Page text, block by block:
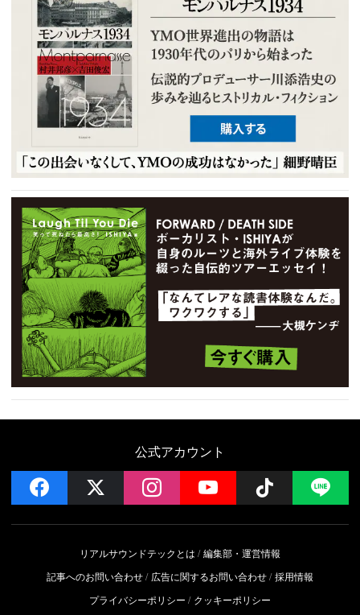
公式アカウント
facebook instagramYouTube Follow
リアルサウンドテックとは
編集部・運営情報
記事へのお問い合わせ
広告に関するお問い合わせ 採用情報
プライバシーポリシー
クッキーポリシー